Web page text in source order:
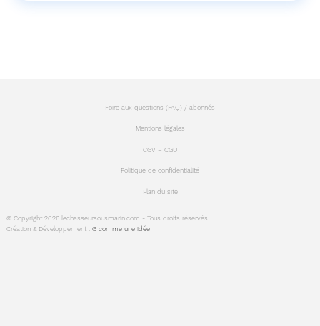
© Copyright 2026 lechasseursousmarin.com - Tous droits réservés
Création & Développement :G comme une idée
Foire aux questions (FAQ) / abonnés
Mentions légales
CGV – CGU
Politique de confidentialité
Plan du site